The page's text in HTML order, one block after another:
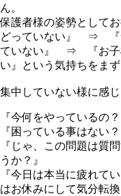
ん。
保護者様の姿勢として
どっていない』 ⇒ 『
ていない』 ⇒ 『お子
い』という気持ちをま
集中していない様に感
『今何をやっているの？
『困っている事はない？
『じゃ、この問題は質
うか？』
『今日は本当に疲れて
はお休みにして気分転換